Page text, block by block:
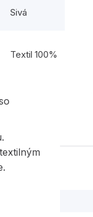
Sivá
Textil 100%